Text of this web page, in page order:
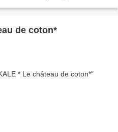
de coton*